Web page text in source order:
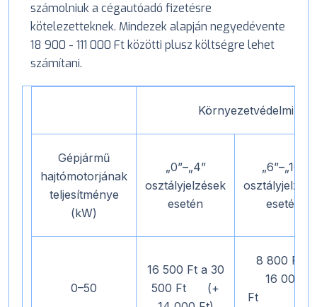
számolniuk a cégautóadó fizetésre
kötelezetteknek. Mindezek alapján negyedévente
18 900 - 111 000 Ft közötti plusz költségre lehet
számítani.
Környezetvédelmi
Gépjármű
hajtómotorjának
teljesítménye
(kW)
„0”–„4”
osztályjelzések
esetén
„6”–„10”
esetén
0–50
16 500 Ft a 30
500 Ft (+
8 800 Ft a
16 000
Ft (+